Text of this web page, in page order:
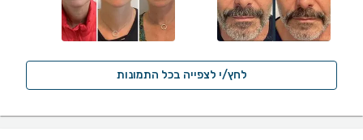
לחץ/י לצפייה בכל התמונות